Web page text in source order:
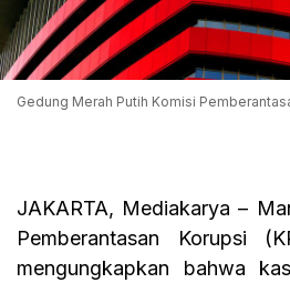
Gedung Merah Putih Komisi
JAKARTA, Mediakarya –
Pemberantasan Korupsi
mengungkapkan bahwa